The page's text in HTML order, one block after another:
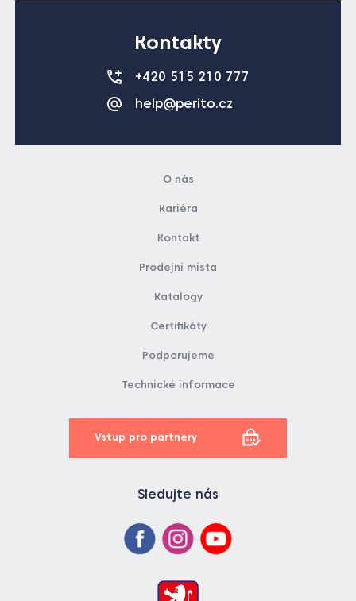
+420 515 210 777
help@perito.cz
Kariéra
Kontakt
Prodejní místa
Katalogy
Certifikáty
Podporujeme
Technické informace
Vstup pro partnery